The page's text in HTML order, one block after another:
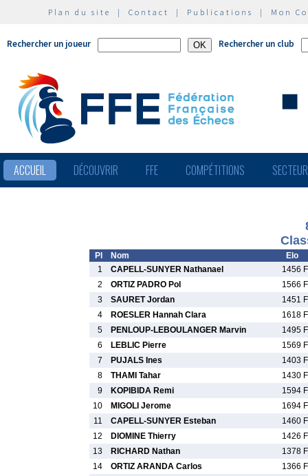
Plan du site | Contact | Publications | Mon
Rechercher un joueur Rechercher un club
ACCUEIL DÉCOUVRIR FFE COMPÉTITIONS
Pl Nom
Elo
1
CAPELL-SUNYER Nathanael
1456 F
2
ORTIZ PADRO Pol
1566 F
3
SAURET Jordan
1451 F
4
ROESLER Hannah Clara
1618 F
5
PENLOUP-LEBOULANGER Marvin
1495 F
6
LEBLIC Pierre
1569 F
7
PUJALS Ines
1403 F
8
THAMI Tahar
1430 F
9
KOPIBIDA Remi
1594 F
10
MIGOLI Jerome
1694 F
11
CAPELL-SUNYER Esteban
1460 F
12
DIOMINE Thierry
1426 F
13
RICHARD Nathan
1378 F
14
ORTIZ ARANDA Carlos
1366 F